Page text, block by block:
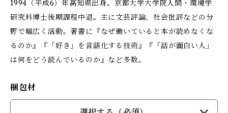
1994（平成6）年高知県出身。京都大学大学院人間・環境学
研究科博士後期課程中退。主に文芸評論、社会批評などの分
野で幅広く活動。著書に『なぜ働いていると本が読めなくな
るのか』『「好き」を言語化する技術』『「話が面白い人」
は何をどう読んでいるのか』など多数。
梱包材